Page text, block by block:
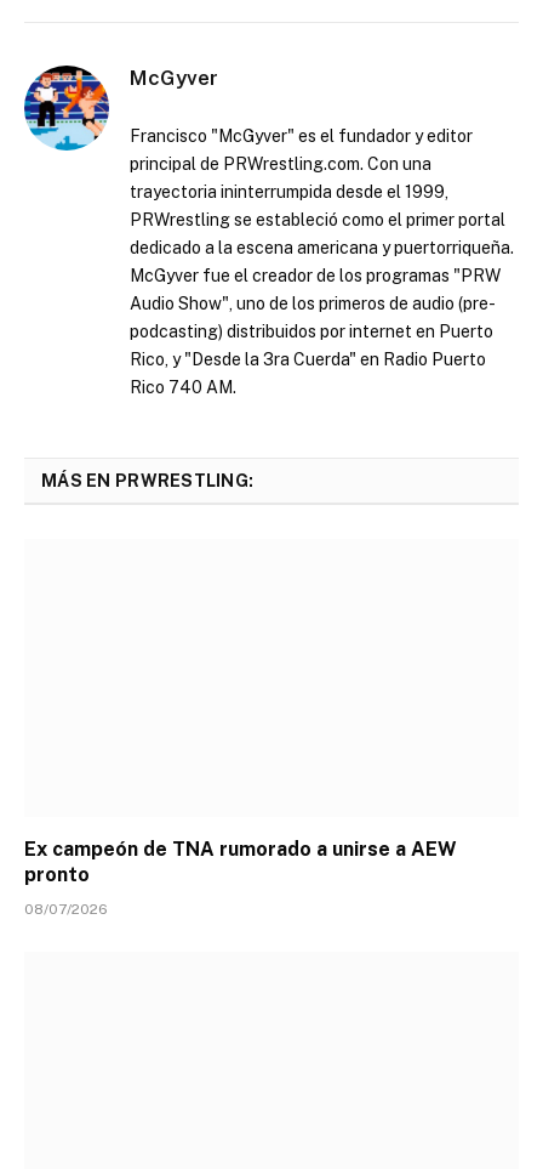
McGyver
Francisco "McGyver" es el fundador y editor
principal de PRWrestling.com. Con una
trayectoria ininterrumpida desde el 1999,
PRWrestling se estableció como el primer portal
dedicado a la escena americana y puertorriqueña.
McGyver fue el creador de los programas "PRW
Audio Show", uno de los primeros de audio (pre-
podcasting) distribuidos por internet en Puerto
Rico, y "Desde la 3ra Cuerda" en Radio Puerto
Rico 740 AM.
MÁS EN PRWRESTLING:
Ex campeón de TNA rumorado a unirse a AEW
pronto
08/07/2026